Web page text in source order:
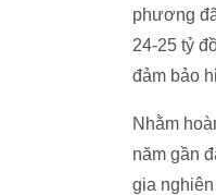
phương
24-25 tỷ
đảm bảo
Nhằm
năm gần
gia